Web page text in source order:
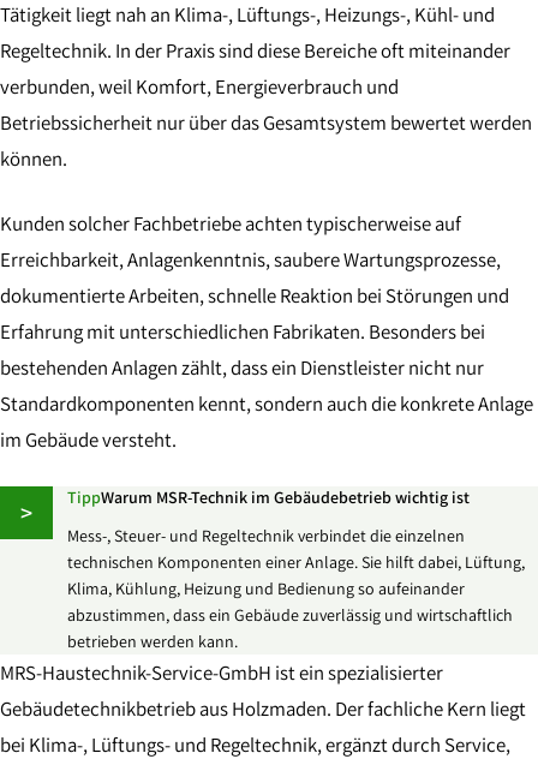
Tätigkeit liegt nah an Klima-, Lüftungs-, Heizungs-, Kühl- und
Regeltechnik. In der Praxis sind diese Bereiche oft miteinander
verbunden, weil Komfort, Energieverbrauch und
Betriebssicherheit nur über das Gesamtsystem bewertet werden
können.
Kunden solcher Fachbetriebe achten typischerweise auf
Erreichbarkeit, Anlagenkenntnis, saubere Wartungsprozesse,
dokumentierte Arbeiten, schnelle Reaktion bei Störungen und
Erfahrung mit unterschiedlichen Fabrikaten. Besonders bei
bestehenden Anlagen zählt, dass ein Dienstleister nicht nur
Standardkomponenten kennt, sondern auch die konkrete Anlage
im Gebäude versteht.
> TippWarum MSR-Technik im Gebäudebetrieb wichtig ist
Mess-, Steuer- und Regeltechnik verbindet die einzelnen
technischen Komponenten einer Anlage. Sie hilft dabei, Lüftung,
Klima, Kühlung, Heizung und Bedienung so aufeinander
abzustimmen, dass ein Gebäude zuverlässig und wirtschaftlich
betrieben werden kann.
MRS-Haustechnik-Service-GmbH ist ein spezialisierter
Gebäudetechnikbetrieb aus Holzmaden. Der fachliche Kern liegt
bei Klima-, Lüftungs- und Regeltechnik, ergänzt durch Service,